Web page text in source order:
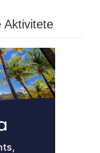
Aktivitete